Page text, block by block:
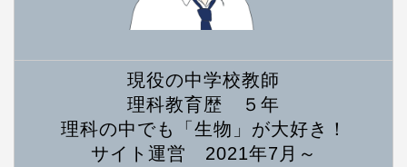
現役の中学校教師
理科教育歴 ５年
理科の中でも「生物」が大好き！
サイト運営 2021年7月～